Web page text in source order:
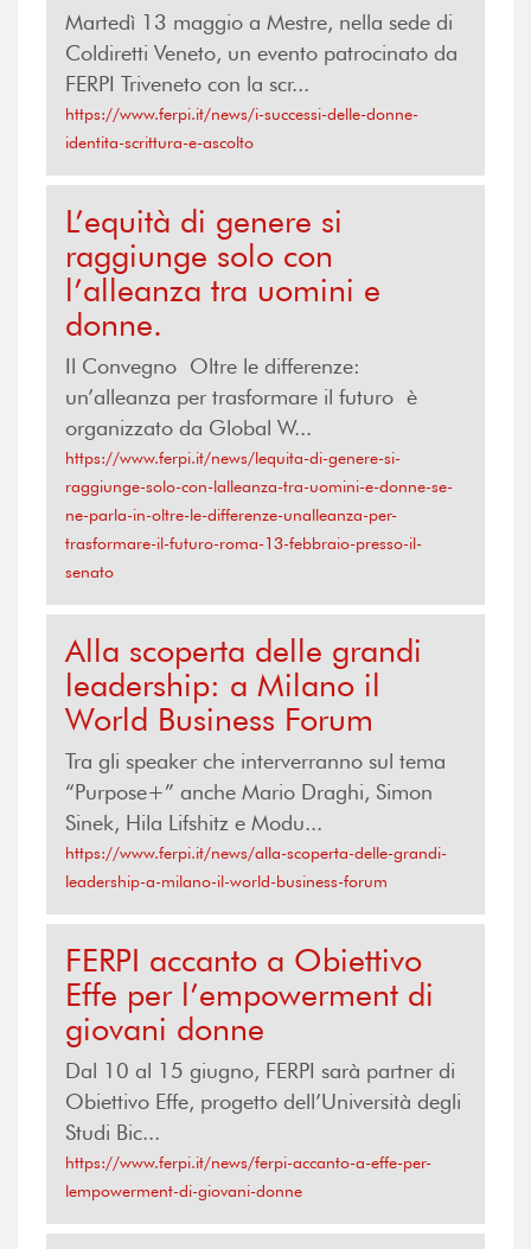
Martedì 13 maggio a Mestre, nella sede di
Coldiretti Veneto, un evento patrocinato da
FERPI Triveneto con la scr...
https://www.ferpi.it/news/i-successi-delle-donne-
identita-scrittura-e-ascolto
L’equità di genere si
raggiunge solo con
l’alleanza tra uomini e
donne.
Il Convegno Oltre le differenze:
un’alleanza per trasformare il futuro è
organizzato da Global W...
https://www.ferpi.it/news/lequita-di-genere-si-
raggiunge-solo-con-lalleanza-tra-uomini-e-donne-se-
ne-parla-in-oltre-le-differenze-unalleanza-per-
trasformare-il-futuro-roma-13-febbraio-presso-il-
senato
Alla scoperta delle grandi
leadership: a Milano il
World Business Forum
Tra gli speaker che interverranno sul tema
“Purpose+” anche Mario Draghi, Simon
Sinek, Hila Lifshitz e Modu...
https://www.ferpi.it/news/alla-scoperta-delle-grandi-
leadership-a-milano-il-world-business-forum
FERPI accanto a Obiettivo
Effe per l’empowerment di
giovani donne
Dal 10 al 15 giugno, FERPI sarà partner di
Obiettivo Effe, progetto dell’Università degli
Studi Bic...
https://www.ferpi.it/news/ferpi-accanto-a-effe-per-
lempowerment-di-giovani-donne